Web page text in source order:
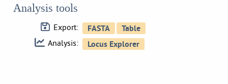
Analysis tools
Export:
Analysis: